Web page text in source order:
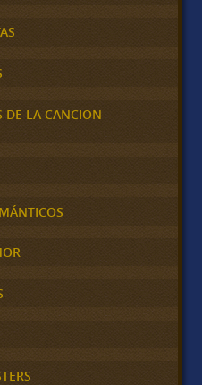
DE LA CANCION